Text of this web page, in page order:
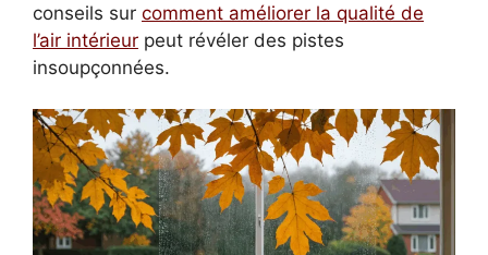
conseils sur comment améliorer la qualité de
l’air intérieur peut révéler des pistes
insoupçonnées.